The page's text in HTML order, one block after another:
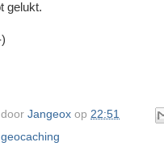
gelukt.
Jangeox op 22:51
geocaching